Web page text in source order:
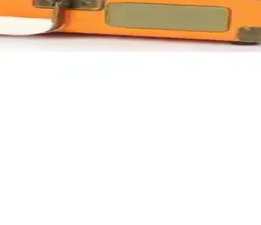
planlama ve not alma ihtiyaçlarını karşılar, yaratıcılığı
Tasarım, Ses ve Fonksiyonlar